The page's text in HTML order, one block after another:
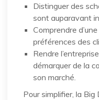
Distinguer des
sont auparavant
Comprendre
préférences des
Rendre
démarquer de la
son marché.
Pour simplifier, la